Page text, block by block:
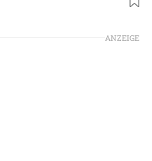
Foto: Textron Aviation
ANZEIGE